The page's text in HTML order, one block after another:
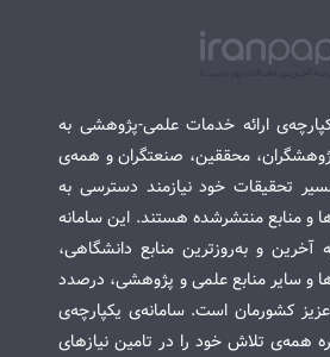
ارائه خدمات علمی-پژوهشی به
محققین، صنعتگران و همه‌ی
تحقیقات خود نیازمند دسترسی به
و منابع منتشرشده هستند. این سامانه
آخرین و به‌روزترین منابع دانشگاهی،
و سایر منابع علمی و پژوهشی، درصدد
کشورمان است. سامانه‌ی یکپارچه‌ی
همه‌ی تلاش خود را در تامین نیازهای